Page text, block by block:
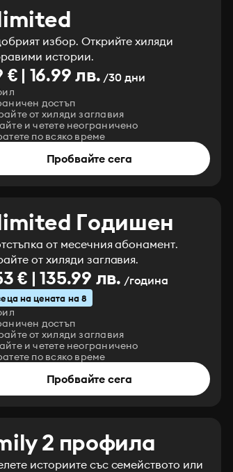
избор. Открийте хиляди
истории.
€ | 16.99 лв. /30 дни
достъп
от хиляди заглавия
и четете неограничено
по всяко време
Пробвайте сега
Годишен
от месечния абонамент.
от хиляди заглавия.
€ | 135.99 лв. /година
на цената на 8
достъп
от хиляди заглавия
и четете неограничено
по всяко време
Пробвайте сега
2 профила
историите със семейството или